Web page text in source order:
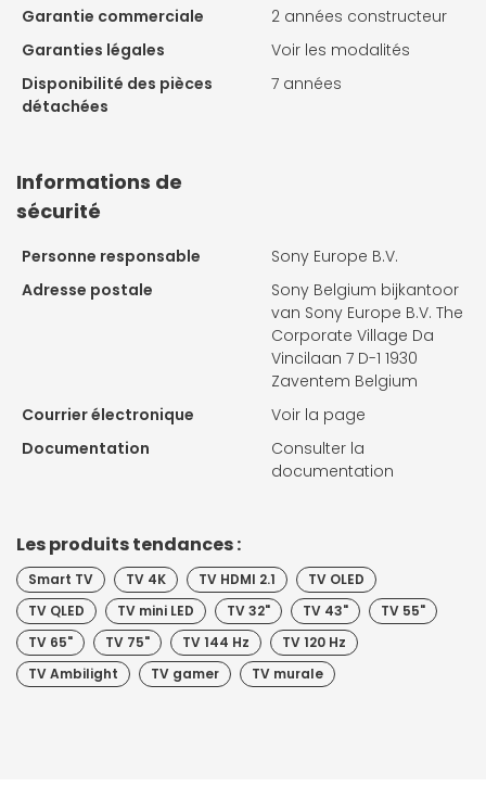
Garantie commerciale
2 années constructeur
Garanties légales
Voir les modalités
Disponibilité des pièces
détachées
7 années
Informations de
sécurité
Personne responsable
Sony Europe B.V.
Adresse postale
Sony Belgium bijkantoor
van Sony Europe B.V. The
Corporate Village Da
Vincilaan 7 D-1 1930
Zaventem Belgium
Courrier électronique
Voir la page
Documentation
Consulter la
documentation
Les produits tendances :
Smart TV TV 4K TV HDMI 2.1
TV OLED
TV QLED
TV mini LED TV 32" TV 43"
TV 55"
TV 65"
TV 75" TV 144 Hz
TV 120 Hz
TV Ambilight
TV gamer TV murale